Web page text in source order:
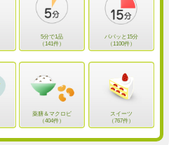
5分で1品
（141件）
パパッと15分
（1100件）
薬膳＆マクロビ
（404件）
スイーツ
（767件）